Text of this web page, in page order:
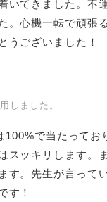
いてきました。不
。心機一転で頑張
うございました！
ました。
で当たって
スッキリします。
す。先生が言って
す！